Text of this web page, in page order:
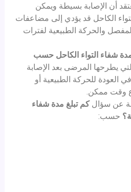
أن الإصابة بسيطة ويمكن
الكاحل قد يؤدي إلى مضاعفات
والحركة الطبيعية لفترات
شفاء التواء الكاحل حسب
يطرحها المرضى بعد الإصابة
العودة للحركة الطبيعية أو
وقت ممكن.
عن سؤالكم تبلغ مدة شفاء
حسب: